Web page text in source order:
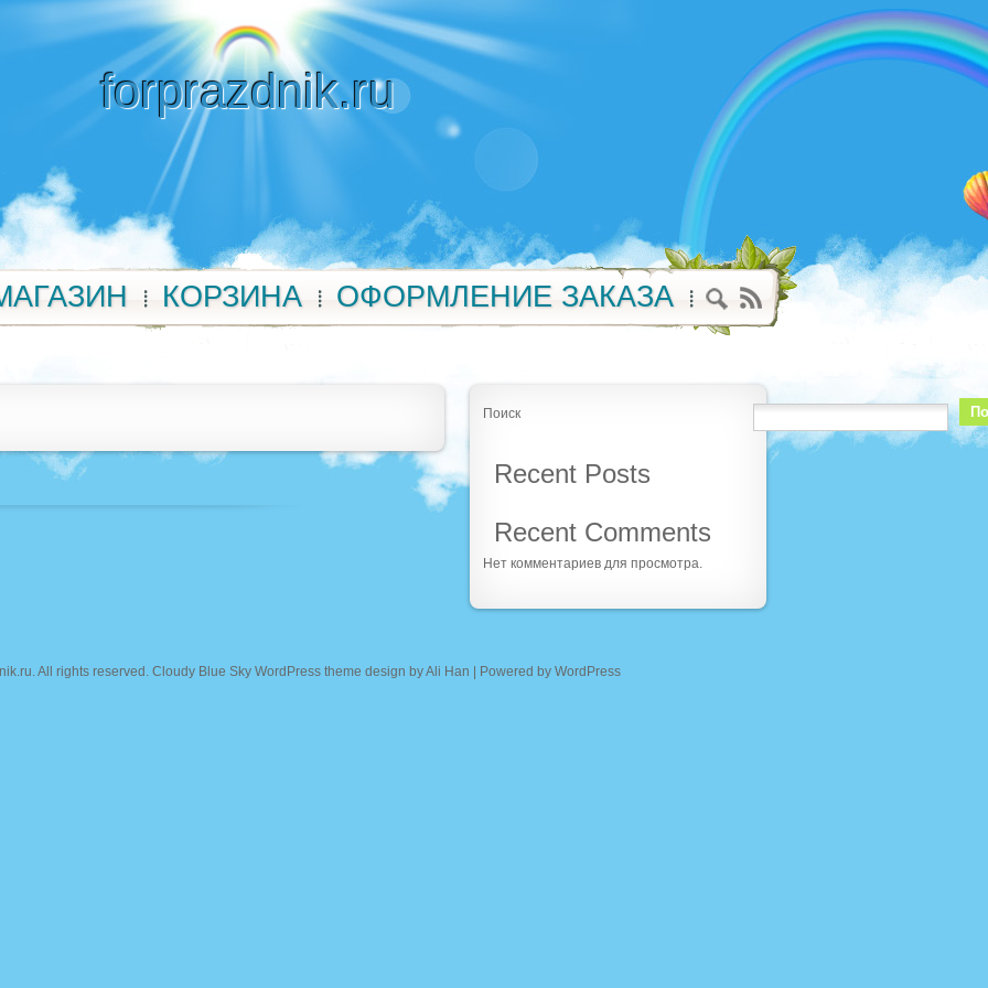
forprazdnik.ru
КОРЗИНА ОФОРМЛЕНИЕ ЗАКАЗА
Поиск
Recent Posts
Recent Comments
Нет комментариев для просмотра.
. All rights reserved. Cloudy Blue Sky WordPress theme design byAli Han | Powered by WordPress